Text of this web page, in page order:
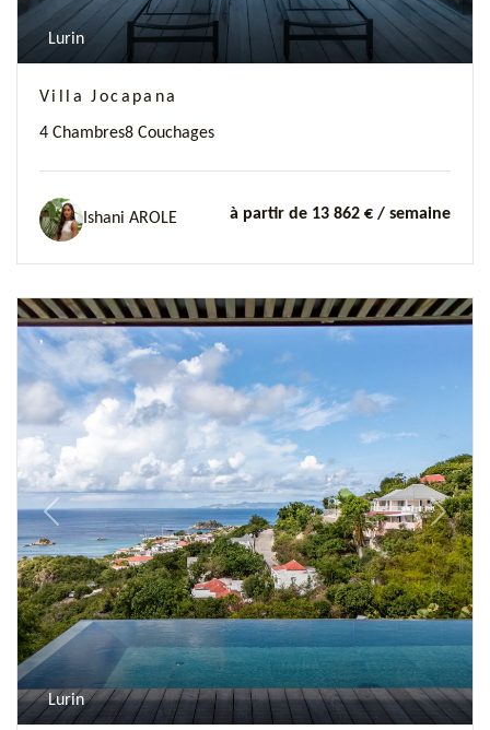
Lurin
Villa Jocapana
4 Chambres8 Couchages
Ishani AROLE à partir de 13 862 € / semaine
Previous Next
Lurin